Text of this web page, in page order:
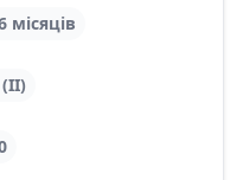
місяців